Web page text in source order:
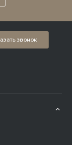
звонок